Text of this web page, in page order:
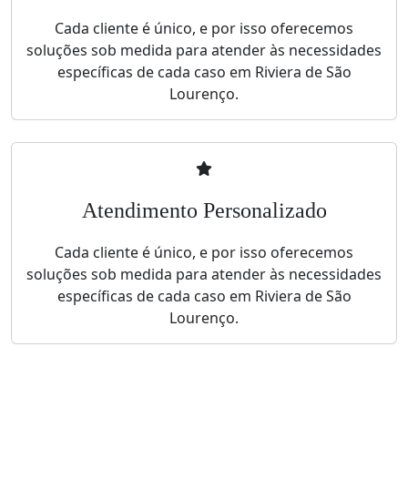
Cada cliente é único, e por isso oferecemos
soluções sob medida para atender às necessidades
específicas de cada caso em Riviera de São
Lourenço.
Atendimento Personalizado
Cada cliente é único, e por isso oferecemos
soluções sob medida para atender às necessidades
específicas de cada caso em Riviera de São
Lourenço.